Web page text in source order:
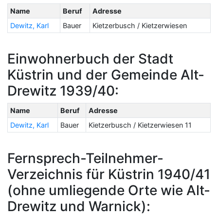
Name Beruf
Adresse
Dewitz, Karl
Bauer Kietzerbusch / Kietzerwiesen
Einwohnerbuch der Stadt
Küstrin und der Gemeinde Alt-
Drewitz 1939/40:
Name Beruf
Adresse
Dewitz, Karl
Bauer Kietzerbusch / Kietzerwiesen 11
Fernsprech-Teilnehmer-
Verzeichnis für Küstrin 1940/41
(ohne umliegende Orte wie Alt-
Drewitz und Warnick):